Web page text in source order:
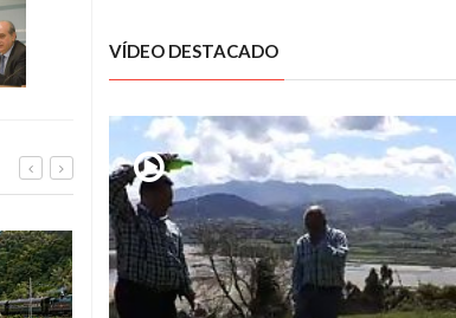
VÍDEO DESTACADO